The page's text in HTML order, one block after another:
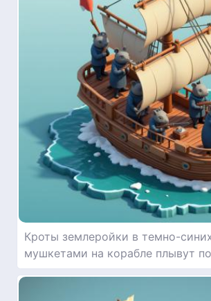
Кроты землеройки в темно-
мушкетами на корабле плывут